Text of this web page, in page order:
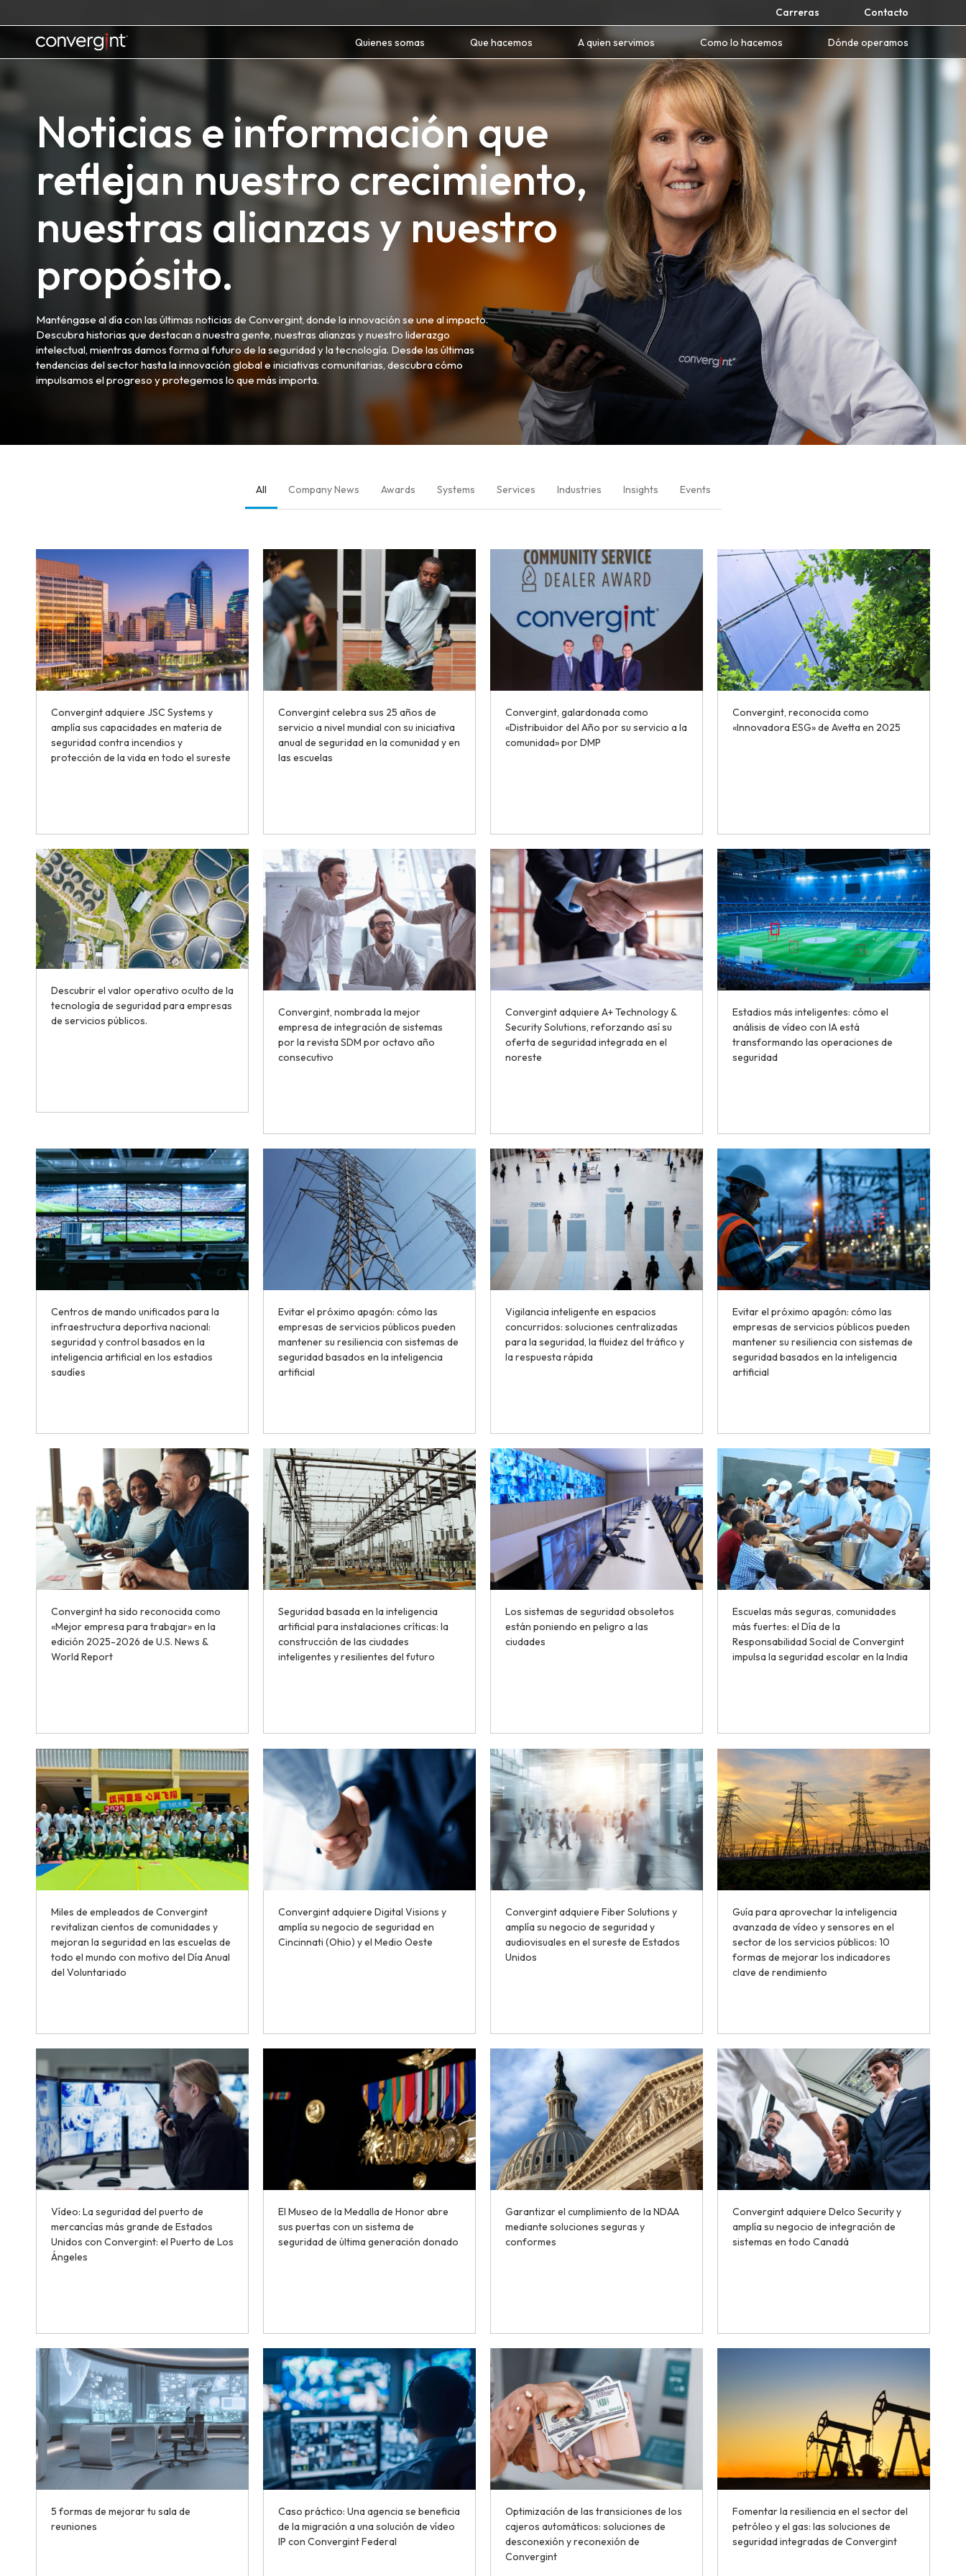
to
Carreras Contacto
Home Quienes somas Que hacemos A quien servimos Como lo hacemos Dónde operamos
Noticias e información que
reflejan nuestro crecimiento,
nuestras alianzas y nuestro
propósito.
Manténgase al día con las últimas noticias de Convergint, donde la innovación se une al impacto.
Descubra historias que destacan a nuestra gente, nuestras alianzas y nuestro liderazgo
intelectual, mientras damos forma al futuro de la seguridad y la tecnología. Desde las últimas
tendencias del sector hasta la innovación global e iniciativas comunitarias, descubra cómo
impulsamos el progreso y protegemos lo que más importa.
All Company News Awards Systems Services Industries Insights Events
Convergint adquiere JSC Systems y
amplía sus capacidades en materia de
seguridad contra incendios y
protección de la vida en todo el sureste
Convergint celebra sus 25 años de
servicio a nivel mundial con su iniciativa
anual de seguridad en la comunidad y en
las escuelas
Convergint, galardonada como
«Distribuidor del Año por su servicio a la
comunidad» por DMP
Convergint, reconocida como
«Innovadora ESG» de Avetta en 2025
Descubrir el valor operativo oculto de la
tecnología de seguridad para empresas
de servicios públicos.
Convergint, nombrada la mejor
empresa de integración de sistemas
por la revista SDM por octavo año
consecutivo
Convergint adquiere A+ Technology &
Security Solutions, reforzando así su
oferta de seguridad integrada en el
noreste
Estadios más inteligentes: cómo el
análisis de vídeo con IA está
transformando las operaciones de
seguridad
Centros de mando unificados para la
infraestructura deportiva nacional:
seguridad y control basados en la
inteligencia artificial en los estadios
saudíes
Evitar el próximo apagón: cómo las
empresas de servicios públicos pueden
mantener su resiliencia con sistemas de
seguridad basados en la inteligencia
artificial
Vigilancia inteligente en espacios
concurridos: soluciones centralizadas
para la seguridad, la fluidez del tráfico y
la respuesta rápida
Evitar el próximo apagón: cómo las
empresas de servicios públicos pueden
mantener su resiliencia con sistemas de
seguridad basados en la inteligencia
artificial
Convergint ha sido reconocida como
«Mejor empresa para trabajar» en la
edición 2025-2026 de U.S. News &
World Report
Seguridad basada en la inteligencia
artificial para instalaciones críticas: la
construcción de las ciudades
inteligentes y resilientes del futuro
Los sistemas de seguridad obsoletos
están poniendo en peligro a las
ciudades
Escuelas más seguras, comunidades
más fuertes: el Día de la
Responsabilidad Social de Convergint
impulsa la seguridad escolar en la India
Miles de empleados de Convergint
revitalizan cientos de comunidades y
mejoran la seguridad en las escuelas de
todo el mundo con motivo del Día Anual
del Voluntariado
Convergint adquiere Digital Visions y
amplía su negocio de seguridad en
Cincinnati (Ohio) y el Medio Oeste
Convergint adquiere Fiber Solutions y
amplía su negocio de seguridad y
audiovisuales en el sureste de Estados
Unidos
Guía para aprovechar la inteligencia
avanzada de vídeo y sensores en el
sector de los servicios públicos: 10
formas de mejorar los indicadores
clave de rendimiento
Vídeo: La seguridad del puerto de
mercancías más grande de Estados
Unidos con Convergint: el Puerto de Los
Ángeles
El Museo de la Medalla de Honor abre
sus puertas con un sistema de
seguridad de última generación donado
Garantizar el cumplimiento de la NDAA
mediante soluciones seguras y
conformes
Convergint adquiere Delco Security y
amplía su negocio de integración de
sistemas en todo Canadá
5 formas de mejorar tu sala de
reuniones
Caso práctico: Una agencia se beneficia
de la migración a una solución de vídeo
IP con Convergint Federal
Optimización de las transiciones de los
cajeros automáticos: soluciones de
desconexión y reconexión de
Convergint
Fomentar la resiliencia en el sector del
petróleo y el gas: las soluciones de
seguridad integradas de Convergint